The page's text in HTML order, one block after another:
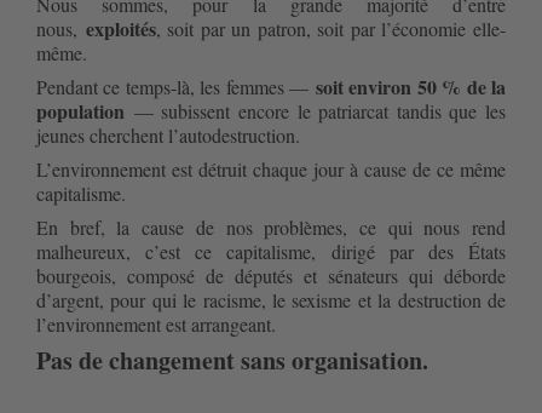
nous, exploités, soit par un patron, soit par l’économie elle-
même.
Pendant ce temps-là, les femmes — soit environ 50 % de la
population — subissent encore le patriarcat tandis que les
jeunes cherchent l’autodestruction.
L’environnement est détruit chaque jour à cause de ce même
capitalisme.
En bref, la cause de nos problèmes, ce qui nous rend
malheureux, c’est ce capitalisme, dirigé par des États
bourgeois, composé de députés et sénateurs qui déborde
d’argent, pour qui le racisme, le sexisme et la destruction de
l’environnement est arrangeant.
Pas de changement sans organisation.